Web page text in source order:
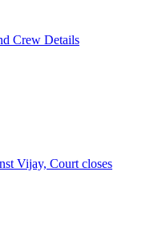
Crew Details
Vijay, Court closes